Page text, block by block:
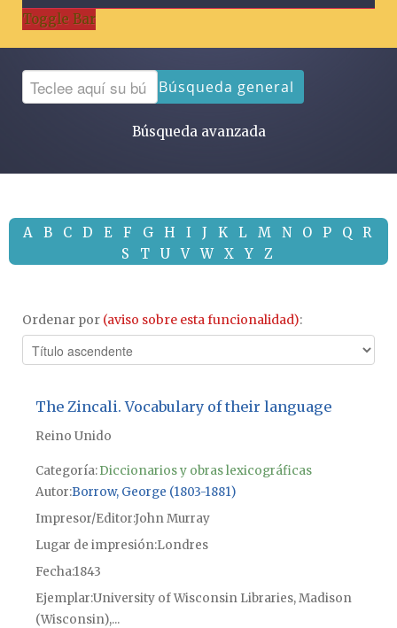
Toggle Bar
Búsqueda general
Búsqueda avanzada
A B C D E F G H I J K L M N O P Q
R
S
T U V W X Y Z
Ordenar por (aviso sobre esta funcionalidad):
The Zincali. Vocabulary of their language
Reino Unido
Categoría:Diccionarios y obras lexicográficas
Autor Borrow, George (1803-1881)
Impresor/EditorJohn Murray
Lugar de impresiónLondres
Fecha1843
Ejemplar University of Wisconsin Libraries, Madison
(Wisconsin),...